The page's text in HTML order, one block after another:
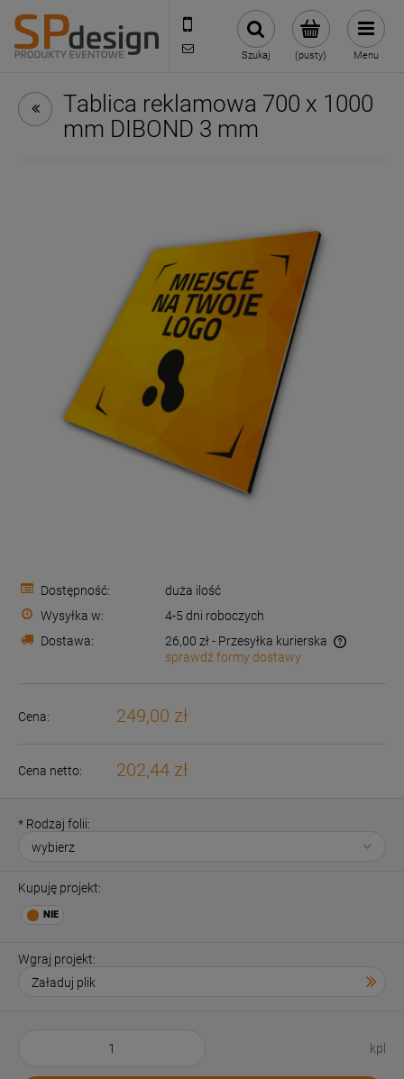
221002030
sklep@reklamydrukarnia.pl
(pusty)
Szukaj Menu
Tablica reklamowa 700 x 1000
mm DIBOND 3 mm
Dostępność:
duża ilość
Wysyłka w:
4-5 dni roboczych
Dostawa:
26,00 zł- Przesyłka kurierska
Cena nie zawiera ewentualnych kosztów płatności
sprawdź formy dostawy
Cena: 249,00 zł
Cena netto: 202,44 zł
* Rodzaj folii:
Kupuję projekt:
Wgraj projekt:
kpl